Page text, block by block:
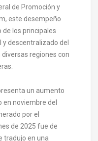
de Promoción y
este desempeño
los principales
descentralizado del
regiones con
un aumento
en noviembre del
por el
de 2025 fue de
tradujo en una